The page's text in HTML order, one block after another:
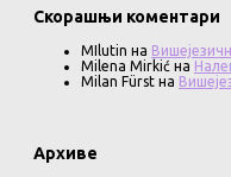
Скорашњи коментари
MIlutin на
Milena Mirkić на
Milan Fürst на
Архиве